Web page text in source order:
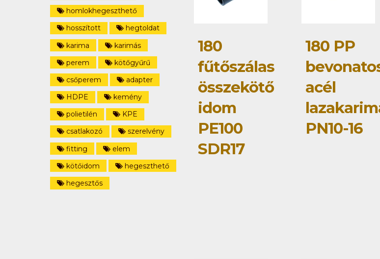
homlokhegeszthető
hosszított
hegtoldat
karima
karimás
perem
kötőgyűrű
csőperem
adapter
HDPE
kemény
polietilén
KPE
csatlakozó
szerelvény
fitting
elem
kötőidom
hegeszthető
hegesztős
180
fűtőszálas
összekötő
idom
PE100
SDR17
180 PP
acél
PN10-16